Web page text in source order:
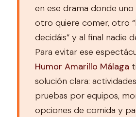
en ese drama donde uno
otro quiere comer, otro
decidáis” y al final nadie
Para evitar ese
Humor Amarillo Málaga
solución clara:
pruebas por equipos,
opciones de comida y